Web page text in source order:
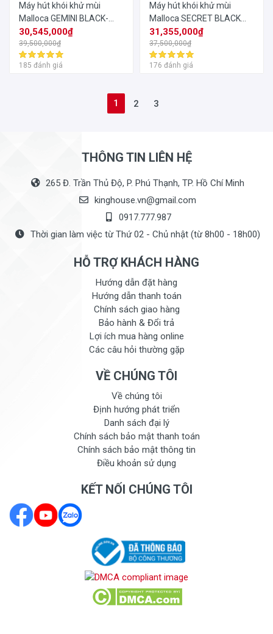
Máy hút khói khử mùi
Malloca GEMINI BLACK-
I235F
30,545,000₫
39,500,000₫
185 đánh giá
Máy hút khói khử mùi
Malloca SECRET BLACK
I510B
31,355,000₫
37,500,000₫
176 đánh giá
1 2 3
THÔNG TIN LIÊN HỆ
265 Đ. Trần Thủ Độ, P. Phú Thạnh, TP. Hồ Chí Minh
kinghouse.vn@gmail.com
0917.777.987
Thời gian làm việc từ Thứ 02 - Chủ nhật (từ 8h00 - 18h00)
HỖ TRỢ KHÁCH HÀNG
Hướng dẫn đặt hàng
Hướng dẫn thanh toán
Chính sách giao hàng
Bảo hành & Đổi trả
Lợi ích mua hàng online
Các câu hỏi thường gặp
VỀ CHÚNG TÔI
Về chúng tôi
Định hướng phát triển
Danh sách đại lý
Chính sách bảo mật thanh toán
Chính sách bảo mật thông tin
Điều khoản sử dụng
KẾT NỐI CHÚNG TÔI